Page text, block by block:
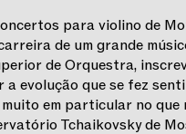
para violino de
de um grande
de Orquestra,
a evolução que se fez
muito em particular no
Tchaikovsky de